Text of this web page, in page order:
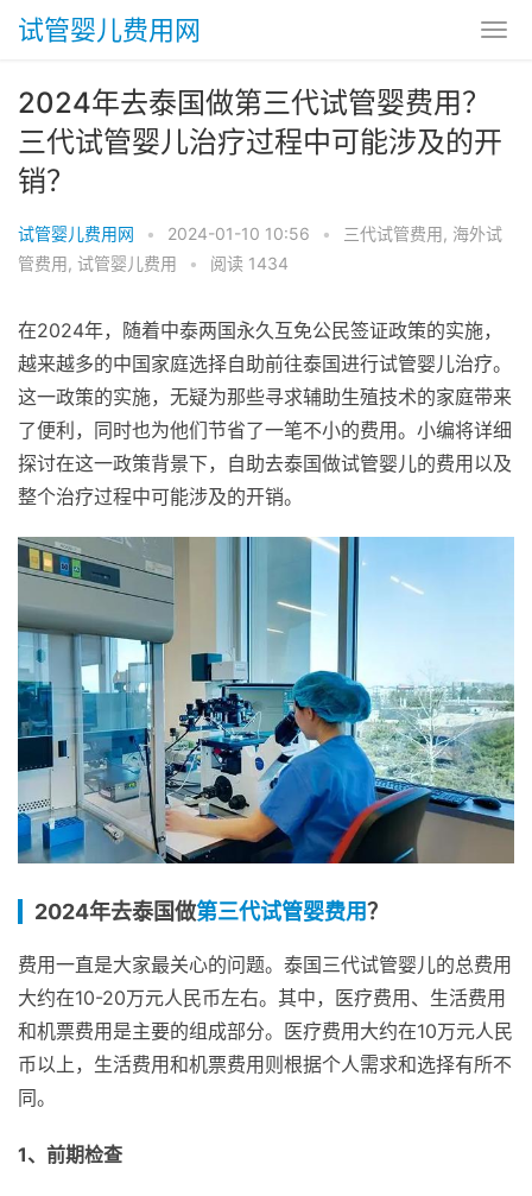
试管婴儿费用网
2024年去泰国做第三代试管婴费用？
三代试管婴儿治疗过程中可能涉及的开
销？
试管婴儿费用网 • 2024-01-10 10:56 • 三代试管费用, 海外试
管费用, 试管婴儿费用 • 阅读 1434
在2024年，随着中泰两国永久互免公民签证政策的实施，
越来越多的中国家庭选择自助前往泰国进行试管婴儿治疗。
这一政策的实施，无疑为那些寻求辅助生殖技术的家庭带来
了便利，同时也为他们节省了一笔不小的费用。小编将详细
探讨在这一政策背景下，自助去泰国做试管婴儿的费用以及
整个治疗过程中可能涉及的开销。
2024年去泰国做第三代试管婴费用？
费用一直是大家最关心的问题。泰国三代试管婴儿的总费用
大约在10-20万元人民币左右。其中，医疗费用、生活费用
和机票费用是主要的组成部分。医疗费用大约在10万元人民
币以上，生活费用和机票费用则根据个人需求和选择有所不
同。
1、前期检查